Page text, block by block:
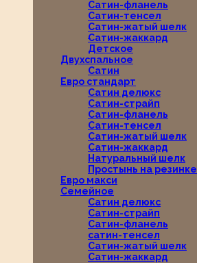
Сатин-фланель
Сатин-тенсел
Сатин-жатый шелк
Сатин-жаккард
Детское
Двухспальное
Сатин
Евро стандарт
Сатин делюкс
Сатин-страйп
Сатин-фланель
Сатин-тенсел
Сатин-жатый шелк
Сатин-жаккард
Натуральный шелк
Простынь на резинке
Евро макси
Семейное
Сатин делюкс
Сатин-страйп
Сатин-фланель
сатин-тенсел
Сатин-жатый шелк
Сатин-жаккард